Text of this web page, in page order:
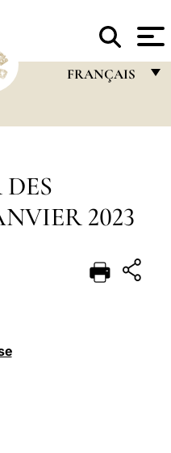
FRANÇAIS
DEUTSCH
2023